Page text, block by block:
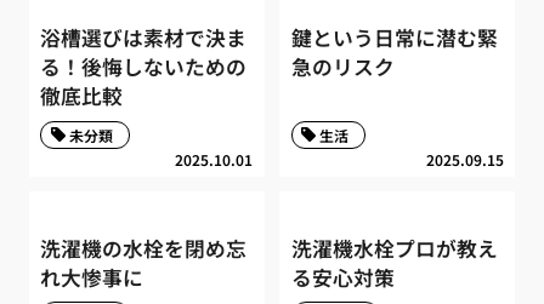
浴槽選びは素材で決ま
る！後悔しないための
徹底比較
2025.10.01
未分類
鍵という日常に潜む緊
急のリスク
2025.09.15
生活
洗濯機の水栓を閉め忘
れ大惨事に
洗濯機水栓プロが教え
る安心対策